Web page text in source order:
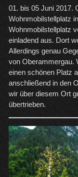
01. bis 05 Juni 2017.
Wohnmobilstellplatz in
Wohnmobilstellplatz
einladend aus. Dort
Allerdings genau
von Oberammergau.
einen schönen Platz
anschließend in den
wir über diesem Ort
übertrieben.